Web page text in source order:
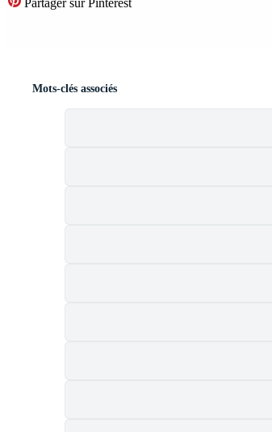
Partager sur Pinterest
Mots-clés associés